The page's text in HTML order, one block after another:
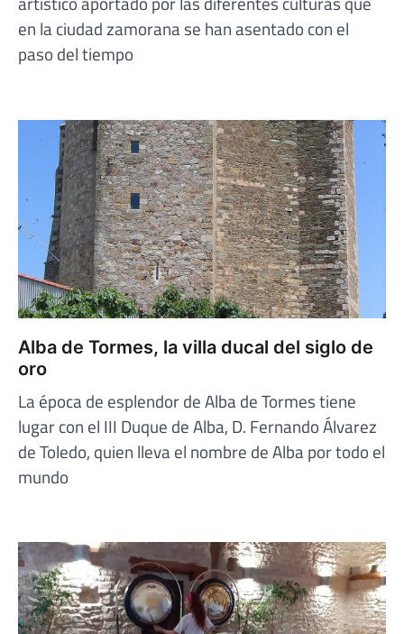
en la ciudad zamorana se han asentado con el
paso del tiempo
Alba de Tormes, la villa ducal del siglo de
oro
La época de esplendor de Alba de Tormes tiene
lugar con el III Duque de Alba, D. Fernando Álvarez
de Toledo, quien lleva el nombre de Alba por todo el
mundo